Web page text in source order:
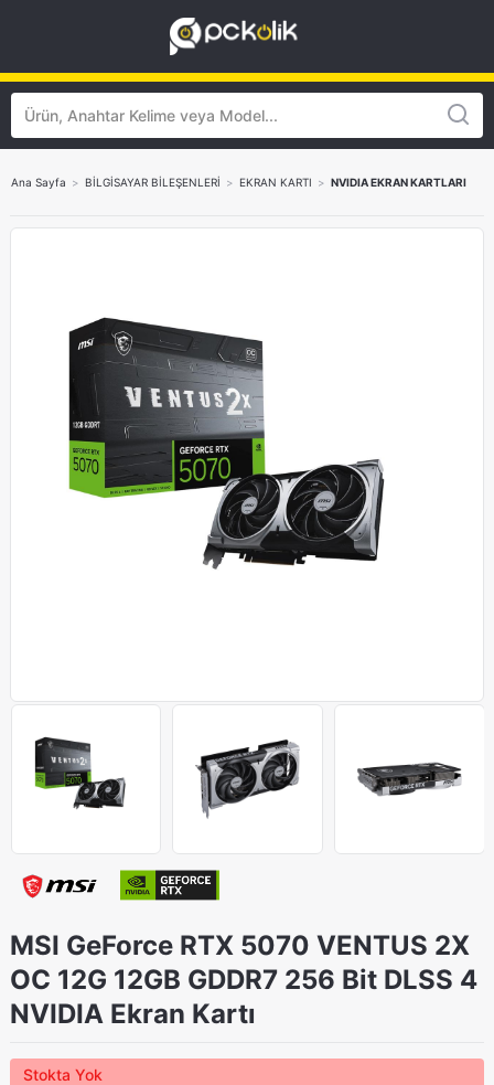
Ana Sayfa > BİLGİSAYAR BİLEŞENLERİ > EKRAN KARTI > NVIDIA EKRAN KARTLARI
MSI GeForce RTX 5070 VENTUS 2X
OC 12G 12GB GDDR7 256 Bit DLSS 4
NVIDIA Ekran Kartı
Stokta Yok